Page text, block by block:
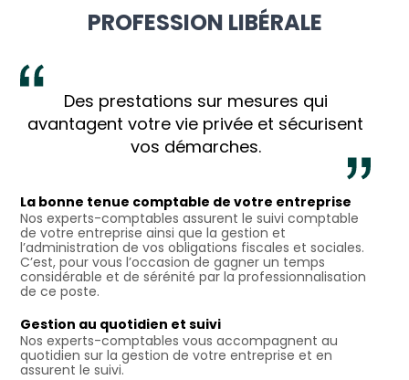
PROFESSION LIBÉRALE
Des prestations sur mesures qui
avantagent votre vie privée et sécurisent
vos démarches.
La bonne tenue comptable de votre entreprise
Nos experts-comptables assurent le suivi comptable
de votre entreprise ainsi que la gestion et
l’administration de vos obligations fiscales et sociales.
C’est, pour vous l’occasion de gagner un temps
considérable et de sérénité par la professionnalisation
de ce poste.
Gestion au quotidien et suivi
Nos experts-comptables vous accompagnent au
quotidien sur la gestion de votre entreprise et en
assurent le suivi.